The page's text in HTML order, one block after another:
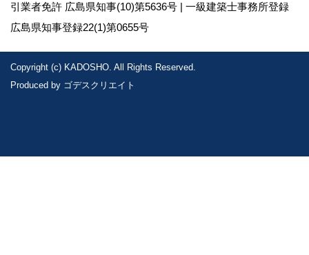
引業者免許 広島県知事(10)第5636号 | 一級建築士事務所登録
広島県知事登録22(1)第0655号
Copyright (c) KADOSHO. All Rights Reserved.
Produced by ゴデスクリエイト